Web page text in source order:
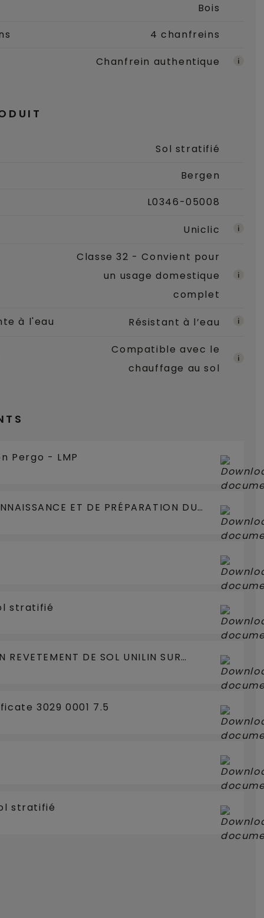
Bois
4 chanfreins
Chanfrein authentique
Sol stratifié
Bergen
L0346-05008
Uniclic
Classe 32 - Convient pour
un usage domestique
complet
à l'eau
Résistant à l’eau
Compatible avec le
chauffage au sol
Pergo - LMP
ET DE PRÉPARATION DU
stratifié
REVETEMENT DE SOL UNILIN SUR
3029 0001 7.5
stratifié